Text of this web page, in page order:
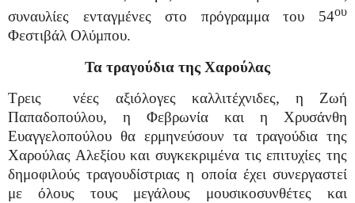
συναυλίες ενταγμένες στο πρόγραμμα του 54ου
Φεστιβάλ Ολύμπου.
Τα τραγούδια της Χαρούλας
Τρεις
νέες αξιόλογες καλλιτέχνιδες, η Ζωή
Παπαδοπούλου, η Φεβρωνία και η Χρυσάνθη
Ευαγγελοπούλου θα ερμηνεύσουν τα τραγούδια της
Χαρούλας Αλεξίου και συγκεκριμένα τις επιτυχίες της
δημοφιλούς τραγουδίστριας η οποία έχει συνεργαστεί
με όλους τους μεγάλους μουσικοσυνθέτες και